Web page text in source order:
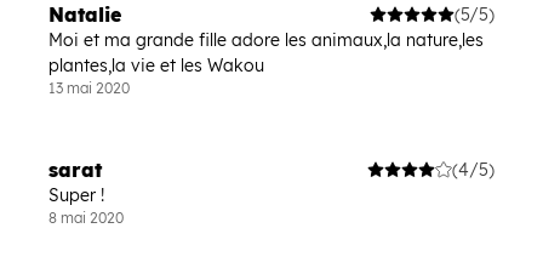
Natalie
(5/5)
Moi et ma grande fille adore les animaux,la nature,les
plantes,la vie et les Wakou
13 mai 2020
sarat
(4/5)
Super !
8 mai 2020